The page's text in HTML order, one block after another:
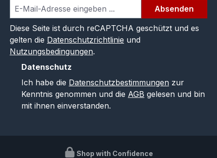
Absenden
Diese Seite ist durch reCAPTCHA geschützt und es
gelten die Datenschutzrichtlinie und
Nutzungsbedingungen.
Datenschutz
Ich habe die Datenschutzbestimmungen zur
Kenntnis genommen und die AGB gelesen und bin
mit ihnen einverstanden.
Shop with Confidence